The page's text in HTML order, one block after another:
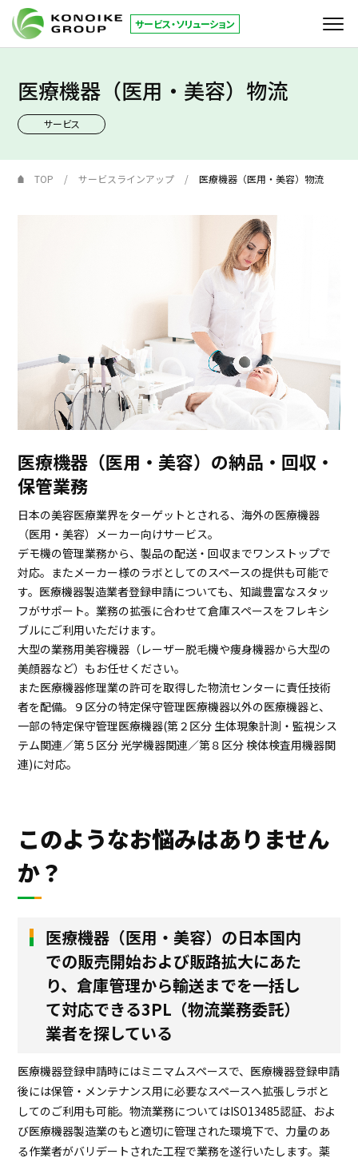
サービス・ソリューション
サービス
KONOIKEジャーナル
お問い合わせ
医療機器（医用・美容）物流
サービス
TOP サービスラインアップ 医療機器（医用・美容）物流
医療機器（医用・美容）の納品・回収・
保管業務
日本の美容医療業界をターゲットとされる、海外の医療機器
（医用・美容）メーカー向けサービス。
デモ機の管理業務から、製品の配送・回収までワンストップで
対応。またメーカー様のラボとしてのスペースの提供も可能で
す。医療機器製造業者登録申請についても、知識豊富なスタッ
フがサポート。業務の拡張に合わせて倉庫スペースをフレキシ
ブルにご利用いただけます。
大型の業務用美容機器（レーザー脱毛機や痩身機器から大型の
美顔器など）もお任せください。
また医療機器修理業の許可を取得した物流センターに責任技術
者を配備。９区分の特定保守管理医療機器以外の医療機器と、
一部の特定保守管理医療機器(第２区分 生体現象計測・監視シス
テム関連／第５区分 光学機器関連／第８区分 検体検査用機器関
連)に対応。
このようなお悩みはありません
か？
医療機器（医用・美容）の日本国内
での販売開始および販路拡大にあた
り、倉庫管理から輸送までを一括し
て対応できる3PL（物流業務委託）
業者を探している
医療機器登録申請時にはミニマムスペースで、医療機器登録申請
後には保管・メンテナンス用に必要なスペースへ拡張しラボと
してのご利用も可能。物流業務についてはISO13485認証、およ
び医療機器製造業のもと適切に管理された環境下で、⼒量のあ
る作業者がバリデートされた⼯程で業務を遂⾏いたします。薬